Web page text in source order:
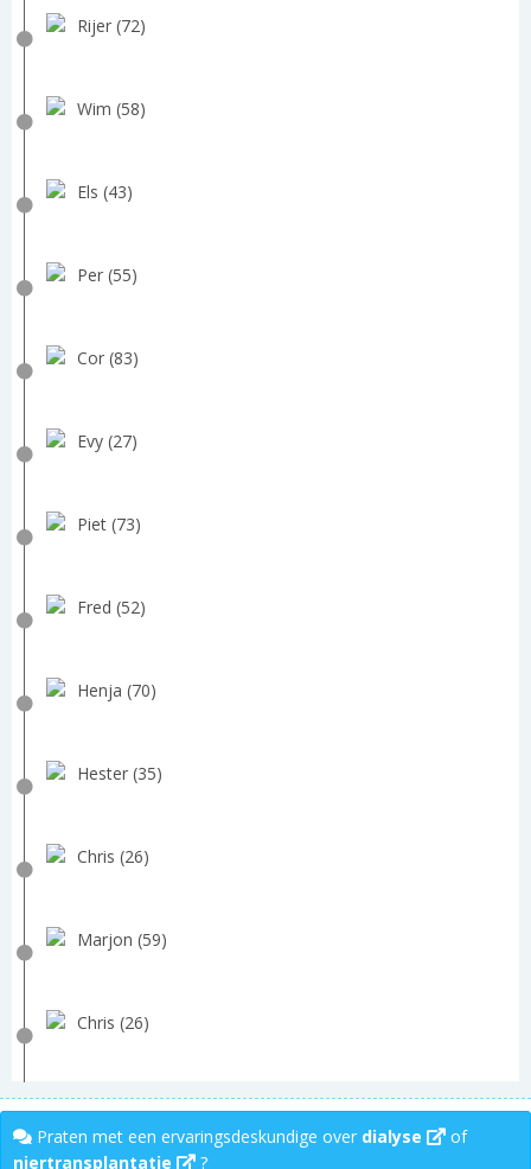
Rijer (72)
Wim (58)
Els (43)
Per (55)
Cor (83)
Evy (27)
Piet (73)
Fred (52)
Henja (70)
Hester (35)
Chris (26)
Marjon (59)
Chris (26)
Praten met een ervaringsdeskundige over dialyse
of
niertransplantatie
?